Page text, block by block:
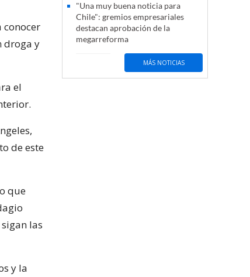
conocer
droga y
el
de este
que
las
y la
"Una muy buena noticia para
Chile": gremios empresariales
destacan aprobación de la
megarreforma
MÁS NOTICIAS